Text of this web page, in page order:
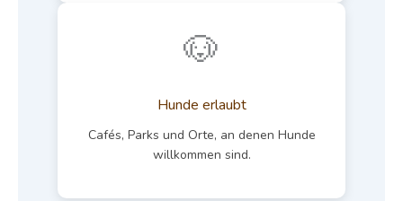
🐶
Hunde erlaubt
Cafés, Parks und Orte, an denen Hunde
willkommen sind.